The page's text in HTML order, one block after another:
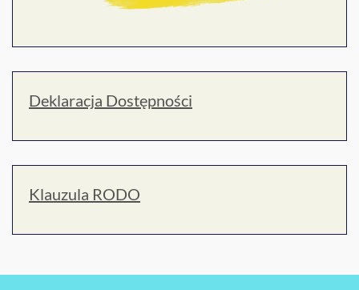
Deklaracja Dostępności
Klauzula RODO